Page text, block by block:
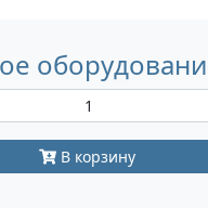
В корзину